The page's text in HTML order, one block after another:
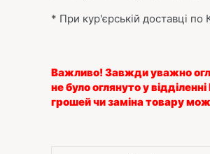
* При кур'єрській доставці по
Важливо!Завжди уважно
не було оглянуто у
грошей чи заміна товару